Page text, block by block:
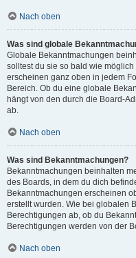
Nach oben
Was sind globale
Globale Bekanntmachungen
solltest du sie so bald wie
erscheinen ganz oben in jedem
Bereich. Ob du eine globale
hängt von den durch die Board-
ab.
Nach oben
Was sind Bekanntmachungen?
Bekanntmachungen beinhalten
des Boards, in dem du dich
Bekanntmachungen erscheinen
erstellt wurden. Wie bei globalen
Berechtigungen ab, ob du
Berechtigungen werden von der
Nach oben